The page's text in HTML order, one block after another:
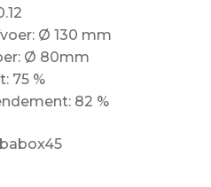
Ø 130 mm
Ø 80mm
75 %
82 %